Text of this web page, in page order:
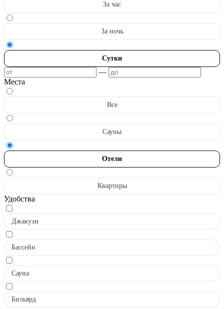
За час
За ночь
Сутки
—
Места
Все
Сауны
Отели
Квартиры
Удобства
Джакузи
Бассейн
Сауна
Бильярд